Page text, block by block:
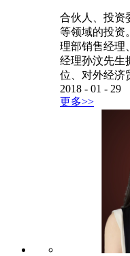
合伙人、投资
等领域的投资
理部销售经理
经理孙汶先生
位、对外经济
2018 - 01 - 29
更多>>